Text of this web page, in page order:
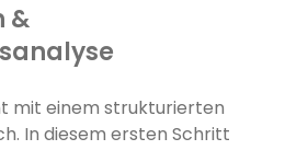
&
mit einem strukturierten
In diesem ersten Schritt